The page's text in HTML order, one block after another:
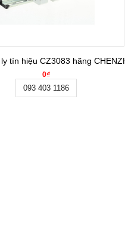
tín hiệu CZ3083 hãng
0₫
093 403 1186